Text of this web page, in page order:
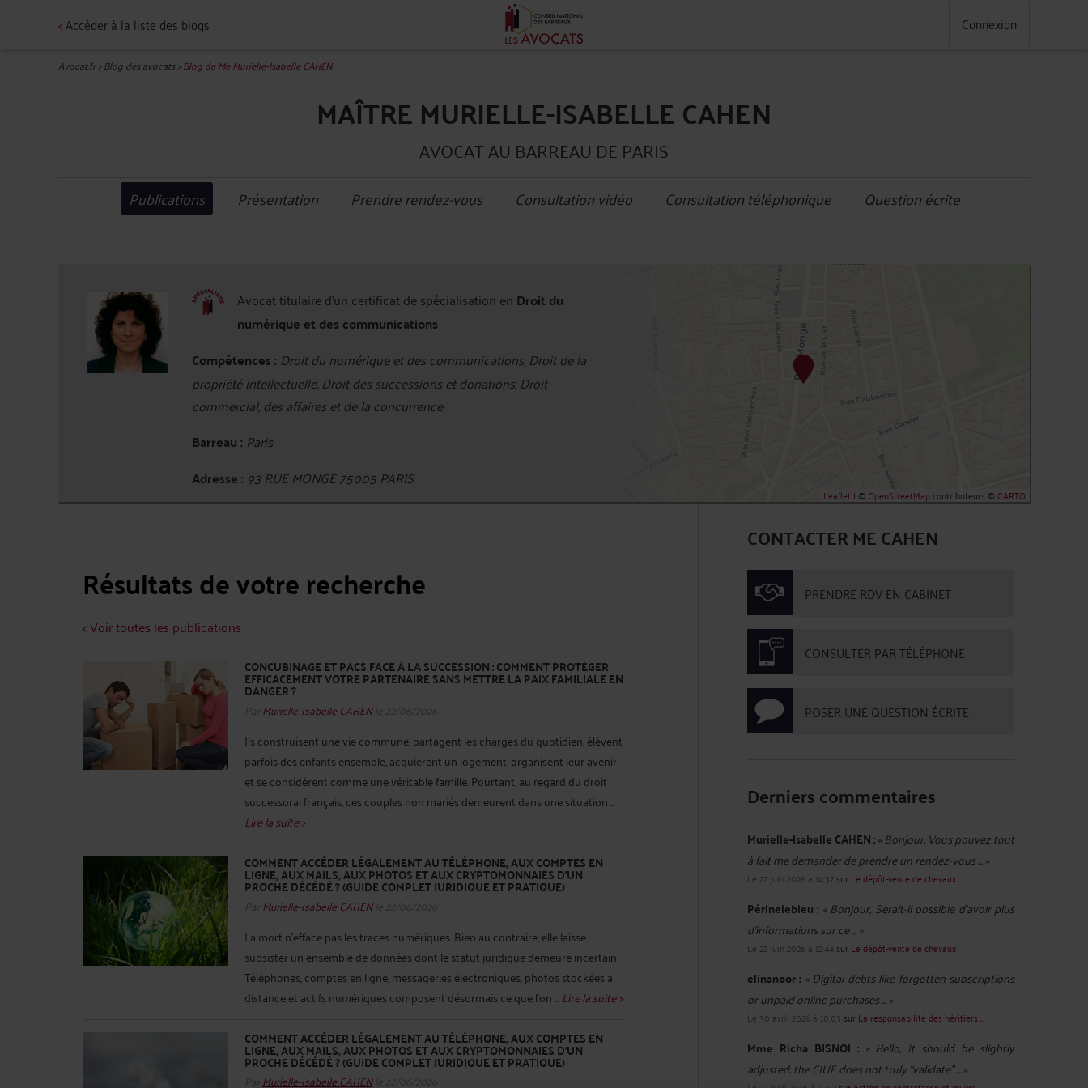
<Accéder à la liste des blogs Connexion
Avocat.fr>Blog des avocats>Blog de Me Murielle-Isabelle CAHEN
MAÎTRE MURIELLE-ISABELLE CAHEN
AVOCAT AU BARREAU DE PARIS
Publications Présentation Prendre rendez-vous Consultation vidéo Consultation téléphonique Question écrite
Avocat titulaire d'un certificat de spécialisation en Droit du
numérique et des communications
Compétences : Droit du numérique et des communications, Droit de la
propriété intellectuelle, Droit des successions et donations, Droit
commercial, des affaires et de la concurrence
Barreau : Paris
Adresse : 93 RUE MONGE 75005 PARIS
Leaflet | ©OpenStreetMapcontributeurs ©CARTO
Résultats de votre recherche
< Voir toutes les publications
CONCUBINAGE ET PACS FACE À LA SUCCESSION : COMMENT PROTÉGER
EFFICACEMENT VOTRE PARTENAIRE SANS METTRE LA PAIX FAMILIALE EN
DANGER ?
Par Murielle-Isabelle CAHENle 22/06/2026
Ils construisent une vie commune, partagent les charges du quotidien, élèvent
parfois des enfants ensemble, acquièrent un logement, organisent leur avenir
et se considèrent comme une véritable famille. Pourtant, au regard du droit
successoral français, ces couples non mariés demeurent dans une situation ...
Lire la suite >
COMMENT ACCÉDER LÉGALEMENT AU TÉLÉPHONE, AUX COMPTES EN
LIGNE, AUX MAILS, AUX PHOTOS ET AUX CRYPTOMONNAIES D’UN
PROCHE DÉCÉDÉ ? (GUIDE COMPLET JURIDIQUE ET PRATIQUE)
Par Murielle-Isabelle CAHENle 22/06/2026
La mort n’efface pas les traces numériques. Bien au contraire, elle laisse
subsister un ensemble de données dont le statut juridique demeure incertain.
Téléphones, comptes en ligne, messageries électroniques, photos stockées à
distance et actifs numériques composent désormais ce que l’on ...Lire la suite >
COMMENT ACCÉDER LÉGALEMENT AU TÉLÉPHONE, AUX COMPTES EN
LIGNE, AUX MAILS, AUX PHOTOS ET AUX CRYPTOMONNAIES D’UN
PROCHE DÉCÉDÉ ? (GUIDE COMPLET JURIDIQUE ET PRATIQUE)
Par Murielle-Isabelle CAHENle 22/06/2026
CONTACTER ME CAHEN
PRENDRE RDV EN CABINET
CONSULTER PAR TÉLÉPHONE
POSER UNE QUESTION ÉCRITE
Derniers commentaires
Murielle-Isabelle CAHEN :« Bonjour, Vous pouvez tout
à fait me demander de prendre un rendez-vous ... »
Le 22 juin 2026 à 14:37sur Le dépôt-vente de chevaux
Périnelebleu : « Bonjour, Serait-il possible d'avoir plus
d'informations sur ce ... »
Le 22 juin 2026 à 12:44 sur Le dépôt-vente de chevaux
elinanoor : « Digital debts like forgotten subscriptions
or unpaid online purchases ... »
Le 30 avril 2026 à 10:03 sur La responsabilité des héritiers ...
Mme Richa BISNOI : « Hello, It should be slightly
adjusted: the CJUE does not truly “validate” ... »